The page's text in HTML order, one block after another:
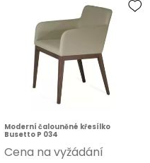
Moderní čalouněné křesílko
Busetto P 034
Cena na vyžádání